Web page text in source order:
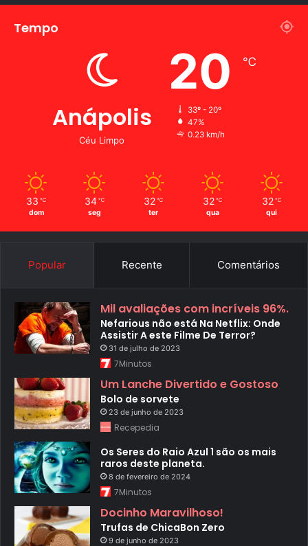
Tempo
Anápolis
Céu Limpo
20 ℃
33º - 20º
47%
0.23 km/h
33 ℃
dom
34 ℃
seg
32 ℃
ter
32 ℃
qua
32 ℃
qui
Popular Recente Comentários
Mil avaliações com incríveis 96%.
Nefarious não está Na Netflix: Onde
Assistir A este Filme De Terror?
31 de julho de 2023
7Minutos
Um Lanche Divertido e Gostoso
Bolo de sorvete
23 de junho de 2023
Recepedia
Os Seres do Raio Azul 1 são os mais
raros deste planeta.
8 de fevereiro de 2024
7Minutos
Docinho Maravilhoso!
Trufas de ChicaBon Zero
9 de junho de 2023